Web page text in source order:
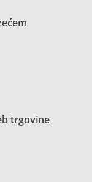
trgovine